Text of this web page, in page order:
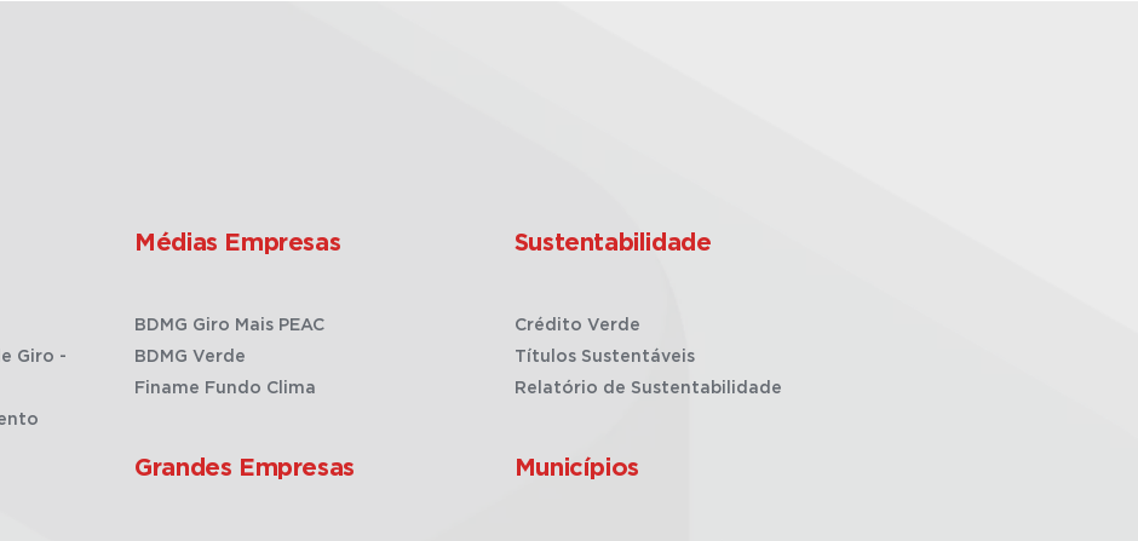
Giro -
Médias Empresas
BDMG Giro Mais PEAC
BDMG Verde
Finame Fundo Clima
Grandes Empresas
Sustentabilidade
Crédito Verde
Títulos Sustentáveis
Relatório de Sustentabilidade
Municípios